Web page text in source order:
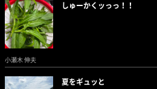
しゅーかくッっっ！！
小瀬木 伸夫
夏をギュッと